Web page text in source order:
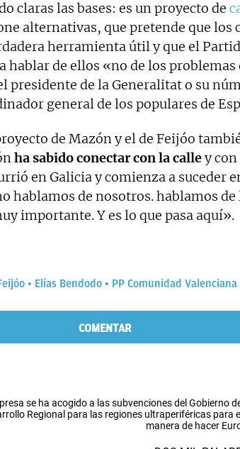
claras las bases: es un proyecto de
alternativas, que pretende que los
herramienta útil y que el
de ellos «no de los problemas
presidente de la Generalitat o su
general de los populares de
de Mazón y el de Feijóo
ha sabido conectar con la calley
en Galicia y comienza a suceder
hablamos de nosotros. hablamos
importante. Y es lo que pasa aquí».
Elías Bendodo PP Comunidad Valenciana
COMENTAR
se ha acogido a las subvenciones del Gobierno
Regional para las regiones ultraperiféricas para
manera de hacer